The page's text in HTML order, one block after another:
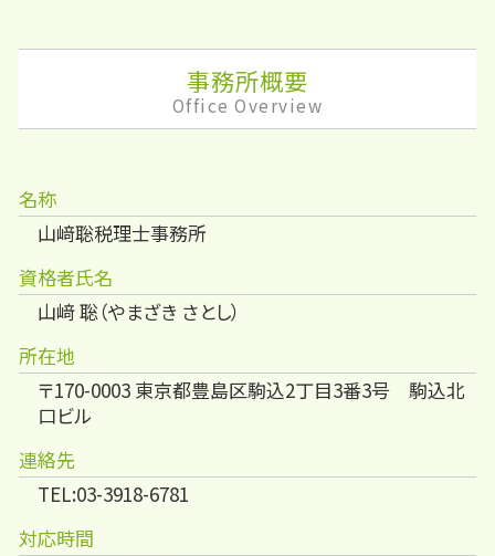
事務所概要
Office Overview
名称
山﨑聡税理士事務所
資格者氏名
山﨑 聡（やまざき さとし）
所在地
〒170-0003 東京都豊島区駒込2丁目3番3号 駒込北
口ビル
連絡先
TEL:03-3918-6781
対応時間